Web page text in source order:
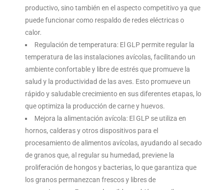
productivo, sino también en el aspecto competitivo ya que
puede funcionar como respaldo de redes eléctricas o
calor.
Regulación de temperatura: El GLP permite regular la
temperatura de las instalaciones avícolas, facilitando un
ambiente confortable y libre de estrés que promueve la
salud y la productividad de las aves. Esto promueve un
rápido y saludable crecimiento en sus diferentes etapas, lo
que optimiza la producción de carne y huevos.
Mejora la alimentación avícola: El GLP se utiliza en
hornos, calderas y otros dispositivos para el
procesamiento de alimentos avícolas, ayudando al secado
de granos que, al regular su humedad, previene la
proliferación de hongos y bacterias, lo que garantiza que
los granos permanezcan frescos y libres de